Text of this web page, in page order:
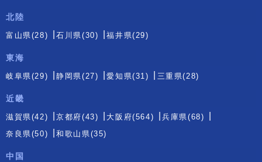
北陸
富山県(28) 石川県(30) 福井県(29)
東海
岐阜県(29) 静岡県(27) 愛知県(31) 三重県(28)
近畿
滋賀県(42) 京都府(43) 大阪府(564)
兵庫県(68)
奈良県(50)
和歌山県(35)
中国